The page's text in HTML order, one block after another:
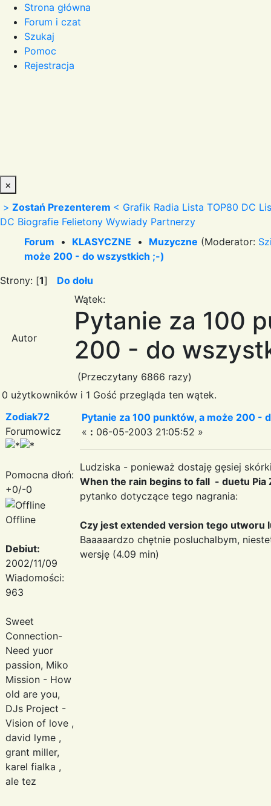
Strona główna
Forum i czat
Szukaj
Pomoc
Rejestracja
×
> Zostań Prezenterem < Grafik Radia Lista TOP80 DC
DC Biografie Felietony Wywiady Partnerzy
Forum • KLASYCZNE • Muzyczne (Moderator:
może 200 - do wszystkich ;-)
Strony: [1] Do dołu
Autor
Wątek:
Pytanie za 100
200 - do
(Przeczytany 6866 razy)
0 użytkowników i 1 Gość przegląda ten wątek.
Zodiak72
Forumowicz
Pomocna dłoń:
+0/-0
Offline
Debiut:
2002/11/09
Wiadomości:
963
Sweet
Connection-
Need yuor
passion, Miko
Mission - How
old are you,
DJs Project -
Vision of love ,
david lyme ,
grant miller,
karel fialka ,
ale tez
Pytanie za 100 punktów, a może 200 -
« : 06-05-2003 21:05:52 »
Ludziska - ponieważ dostaję gęsiej
When the rain begins to fall - duetu
pytanko dotyczące tego nagrania:
Czy jest extended version tego utworu
Baaaaardzo chętnie posluchalbym,
wersję (4.09 min)